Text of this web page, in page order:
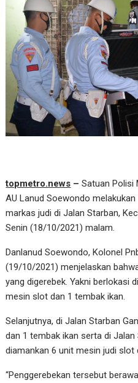
topmetro.news – Satuan Polisi
AU Lanud Soewondo
markas judi di Jalan Starban,
Senin (18/10/2021) malam.
Danlanud Soewondo, Kolonel
(19/10/2021) menjelaskan
yang digerebek. Yakni berlokasi
mesin slot dan 1 tembak ikan.
Selanjutnya, di Jalan Starban
dan 1 tembak ikan serta di Jalan
diamankan 6 unit mesin judi slot
“Penggerebekan tersebut